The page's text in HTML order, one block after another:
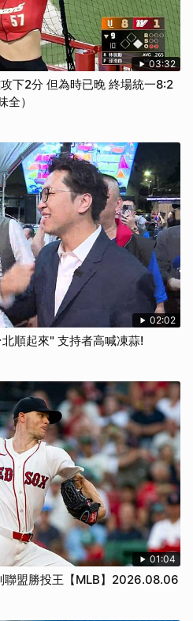
03:32
下2分 但為時已晚 終場統一8:2
）
02:02
順起來" 支持者高喊凍蒜!
01:04
聯盟勝投王【MLB】2026.08.06